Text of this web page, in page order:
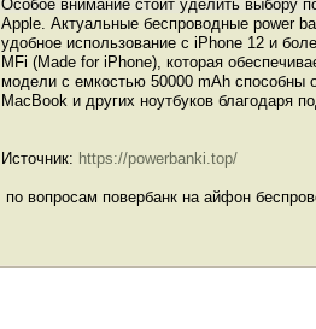
Особое внимание стоит уделить выбору
Apple. Актуальные беспроводные power
удобное использование с iPhone 12 и
MFi (Made for iPhone), которая
модели с емкостью 50000 mAh способны
MacBook и других ноутбуков благодаря
Источник: https://powerbanki.top/
по вопросам повербанк на айфон